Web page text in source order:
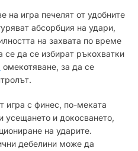
на игра печелят от удобните
абсорбция на удари,
на захвата по време
да се избират ръкохватки
омекотяване, за да се
игра с финес, по-меката
и докосването,
на ударите.
дебелини може да